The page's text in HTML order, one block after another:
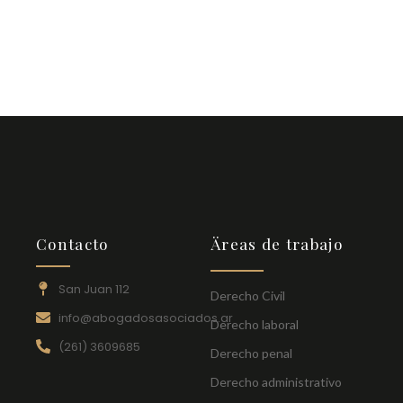
Contacto
San Juan 112
info@abogadosasociados.ar
(261) 3609685
Äreas de trabajo
Derecho Civil
Derecho laboral
Derecho penal
Derecho administrativo